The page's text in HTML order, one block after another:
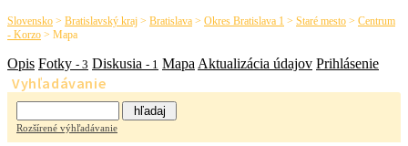
Slovensko > Bratislavský kraj > Bratislava > Okres Bratislava 1 > Staré mesto > Centrum
- Korzo > Mapa
Opis Fotky - 3 Diskusia - 1 Mapa Aktualizácia údajov Prihlásenie
Vyhľadávanie
Rozšírené výhľadávanie